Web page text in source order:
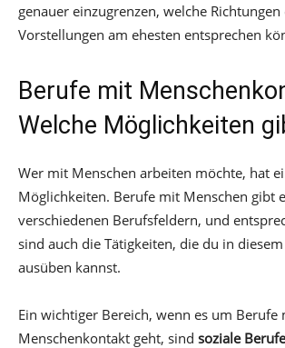
genauer einzugrenzen, welche Richtungen
Vorstellungen am ehesten entsprechen
Berufe mit
Welche Möglichkeiten
Wer mit Menschen arbeiten möchte, hat
Möglichkeiten. Berufe mit Menschen gibt
verschiedenen Berufsfeldern, und
sind auch die Tätigkeiten, die du in
ausüben kannst.
Ein wichtiger Bereich, wenn es um Berufe
Menschenkontakt geht, sind soziale Berufe